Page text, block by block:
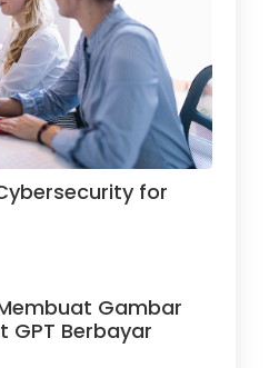
for
Gambar
GPT Berbayar